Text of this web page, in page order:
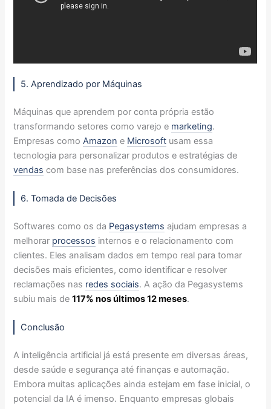
5. Aprendizado por Máquinas
Máquinas que aprendem por conta própria estão
transformando setores como varejo e marketing.
Empresas comoAmazon e Microsoft usam essa
tecnologia para personalizar produtos e estratégias de
vendas com base nas preferências dos consumidores.
6. Tomada de Decisões
Softwares como os da Pegasystems ajudam empresas a
melhorar processos internos e o relacionamento com
clientes. Eles analisam dados em tempo real para tomar
decisões mais eficientes, como identificar e resolver
reclamações nas redes sociais. A ação da Pegasystems
subiu mais de117% nos últimos 12 meses.
Conclusão
A inteligência artificial já está presente em diversas áreas,
desde saúde e segurança até finanças e automação.
Embora muitas aplicações ainda estejam em fase inicial, o
potencial da IA é imenso. Enquanto empresas globais